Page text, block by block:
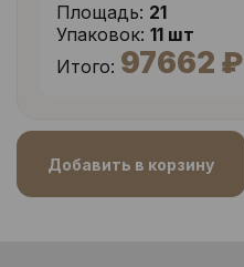
Площадь: 21
Упаковок: 11 шт
Итого: 97662 ₽
Добавить в корзину